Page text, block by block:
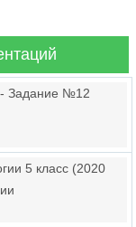
- Задание №12
5 класс (2020